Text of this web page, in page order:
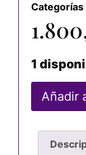
Categorías
1
Añadir